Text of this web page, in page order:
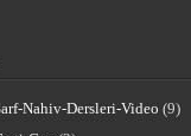
Nahiv-Dersleri-Video (9)